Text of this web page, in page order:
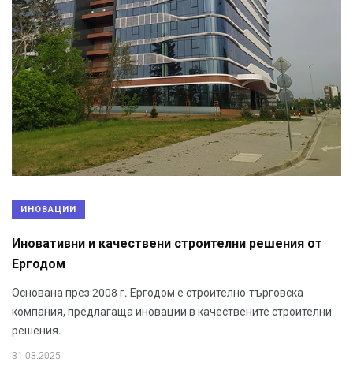
ИНОВАЦИИ
Иновативни и качествени строителни решения от
Ергодом
Основана през 2008 г. Ергодом е строително-търговска
компания, предлагаща иновации в качествените строителни
решения.
31.03.2025